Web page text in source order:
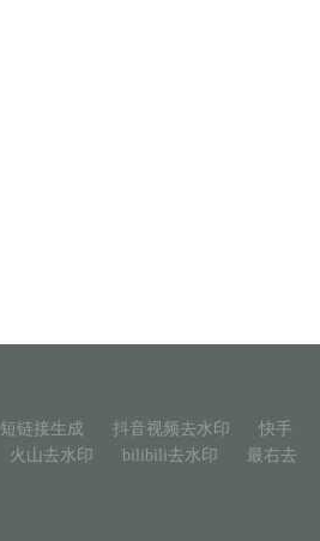
短链接生成 抖音视频去水印
快手
火山去水印 bilibili去水印
最右去